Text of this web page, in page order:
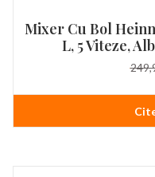
Mixer Cu Bol
L, 5 Viteze,